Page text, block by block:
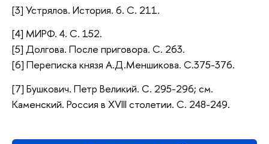
[3] Устрялов. История. 6. С. 211.
[4] МИРФ. 4. С. 152.
[5] Долгова. После приговора. С. 263.
[6] Переписка князя А.Д.Меншикова. С.375-376.
[7] Бушкович. Петр Великий. С. 295-296; см.
Каменский. Россия в XVIII столетии. С. 248-249.